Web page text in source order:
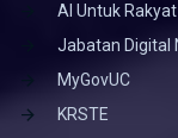
AI Untuk Rakyat
Jabatan Digital
MyGovUC
KRSTE